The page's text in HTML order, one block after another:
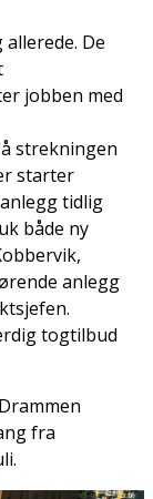
De
jobben med
strekningen
starter
tidlig
både ny
anlegg
togtilbud
fra